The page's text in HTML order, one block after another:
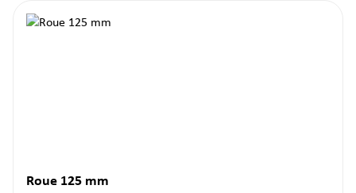
Roue 125 mm